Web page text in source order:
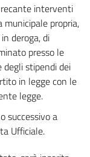
interventi
propria,
deroga, di
presso le
degli stipendi dei
in legge con le
legge.
successivo a
Ufficiale.